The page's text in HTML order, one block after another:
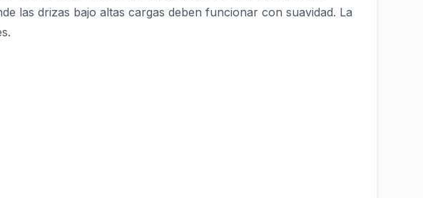
las drizas bajo altas cargas deben funcionar con suavidad. La